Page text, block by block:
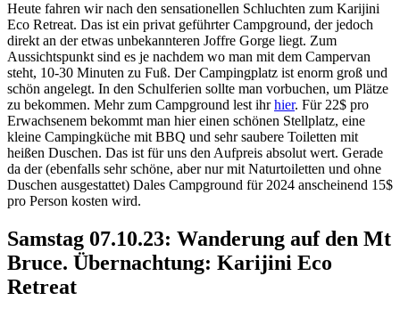
Heute fahren wir nach den sensationellen Schluchten zum Karijini
Eco Retreat. Das ist ein privat geführter Campground, der jedoch
direkt an der etwas unbekannteren Joffre Gorge liegt. Zum
Aussichtspunkt sind es je nachdem wo man mit dem Campervan
steht, 10-30 Minuten zu Fuß. Der Campingplatz ist enorm groß und
schön angelegt. In den Schulferien sollte man vorbuchen, um Plätze
zu bekommen. Mehr zum Campground lest ihrhier. Für 22$ pro
Erwachsenem bekommt man hier einen schönen Stellplatz, eine
kleine Campingküche mit BBQ und sehr saubere Toiletten mit
heißen Duschen. Das ist für uns den Aufpreis absolut wert. Gerade
da der (ebenfalls sehr schöne, aber nur mit Naturtoiletten und ohne
Duschen ausgestattet) Dales Campground für 2024 anscheinend 15$
pro Person kosten wird.
Samstag 07.10.23: Wanderung auf den Mt
Bruce. Übernachtung: Karijini Eco
Retreat